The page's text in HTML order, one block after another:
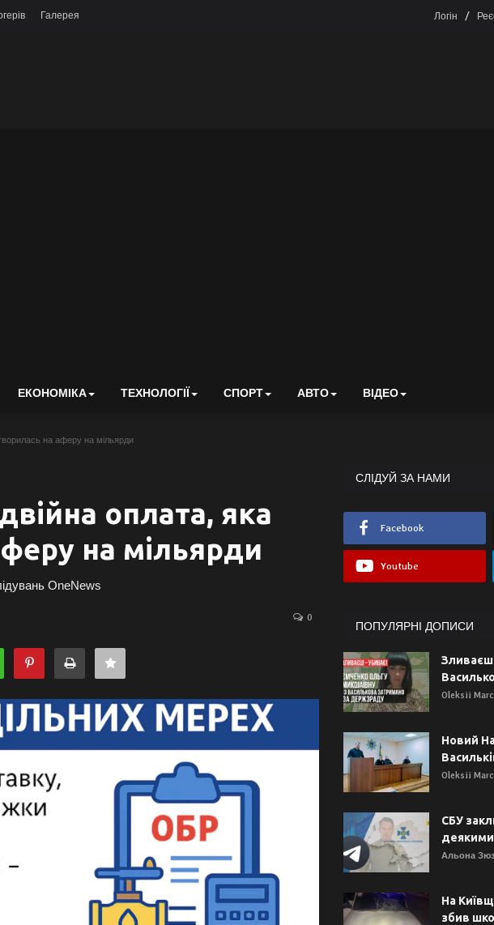
Галерея Логін /
ЕКОНОМІКА ТЕХНОЛОГІЇ СПОРТ АВТО ВІДЕО
на аферу на мільярди
оплата, яка
на мільярди
OneNews
0
СЛІДУЙ ЗА НАМИ
Facebook
Youtube
ПОПУЛЯРНІ ДОПИСИ
Зливаєш
Oleksii
Новий
Oleksii
СБУ
Альона
На
збив